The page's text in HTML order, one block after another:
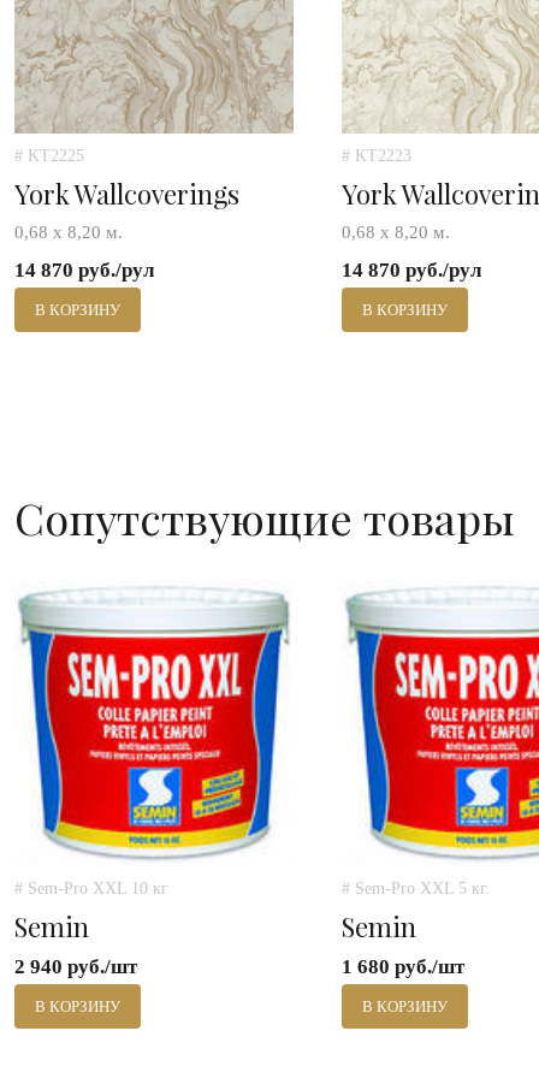
# KT2225
York Wallcoverings
0,68 х 8,20 м.
14 870 руб./рул
В КОРЗИНУ
# KT2223
York
0,68 х 8,20 м.
14 870 руб./рул
В КОРЗИНУ
Сопутствующие товары
# Sem-Pro XXL 10 кг
Semin
2 940 руб./шт
В КОРЗИНУ
# Sem-Pro XXL 5 кг.
Semin
1 680 руб./шт
В КОРЗИНУ